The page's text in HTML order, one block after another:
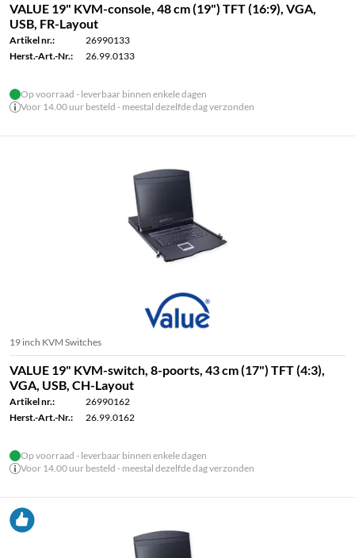
VALUE 19" KVM-console, 48 cm (19") TFT (16:9), VGA,
USB, FR-Layout
Artikel nr.:
26990133
Herst.-Art.-Nr.:
26.99.0133
Op voorraad - leverbaar binnen enkele dagen
Voor 14.00 uur besteld - meestal dezelfde dag verzonden
19 inch KVM Switches
VALUE 19" KVM-switch, 8-poorts, 43 cm (17") TFT (4:3),
VGA, USB, CH-Layout
Artikel nr.:
26990162
Herst.-Art.-Nr.:
26.99.0162
Op voorraad - leverbaar binnen enkele dagen
Voor 14.00 uur besteld - meestal dezelfde dag verzonden